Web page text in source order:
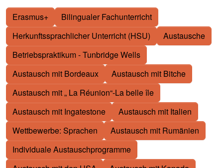
Erasmus+
Bilingualer Fachunterricht
Herkunftssprachlicher Unterricht (HSU)
Austausche
Betriebspraktikum - Tunbridge Wells
Austausch mit Bordeaux
Austausch mit Bitche
Austausch mit „ La Réunion“-La belle île
Austausch mit Ingatestone
Austausch mit Italien
Wettbewerbe: Sprachen
Austausch mit Rumänien
Individuale Austauschprogramme